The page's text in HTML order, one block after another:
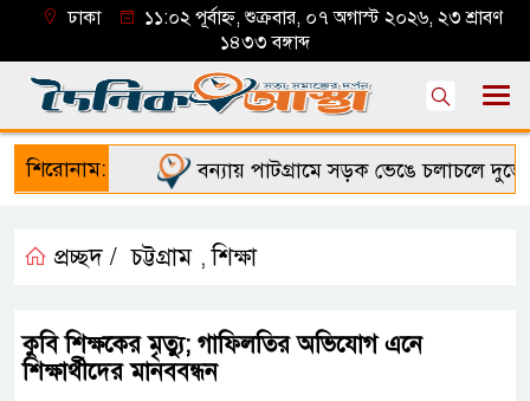
ঢাকা
১১:০২ পূর্বাহ্ন, শুক্রবার, ০৭ অগাস্ট ২০২৬, ২৩ শ্রাবণ
১৪৩৩ বঙ্গাব্দ
শিরোনাম: বন্যায় পাটগ্রামে সড়ক ভেঙে চলাচলে দুর্ভোগ
প্রচ্ছদ / চট্টগ্রাম ,শিক্ষা
কুবি শিক্ষকের মৃত্যু; গাফিলতির অভিযোগ এনে
শিক্ষার্থীদের মানববন্ধন